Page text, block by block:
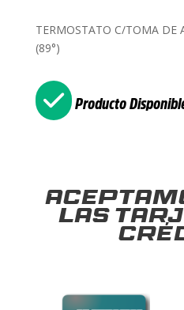
TERMOSTATO C/TOMA DE
(89°)
Producto
las